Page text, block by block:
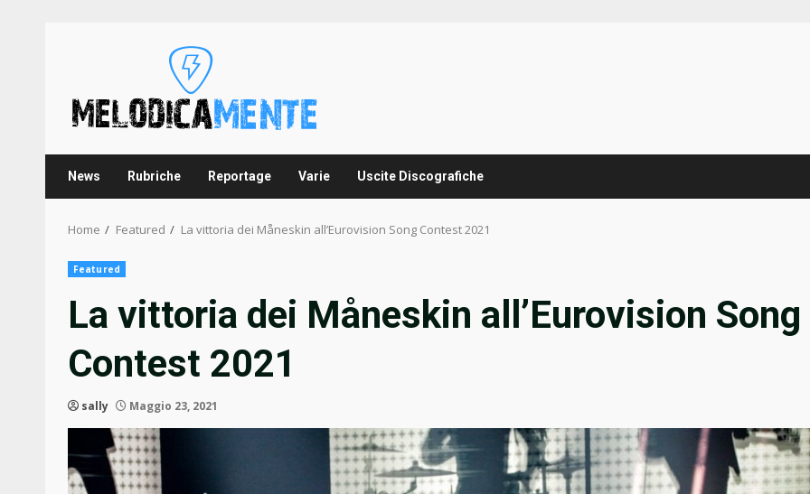
News Rubriche Reportage Varie Uscite Discografiche
Home Featured La vittoria dei Måneskin all’Eurovision Song Contest 2021
Featured
La vittoria dei Måneskin all’Eurovision Song
Contest 2021
sally Maggio 23, 2021